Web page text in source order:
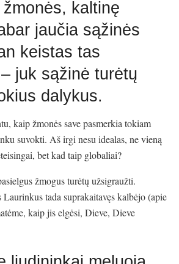
kaltinę
jaučia sąžinės
keistas tas
juk sąžinė turėtų
dalykus.
kaip žmonės save pasmerkia tokiam
suvokti. Aš irgi nesu idealas, ne vieną
bet kad taip globaliai?
žmogus turėtų užsigraužti.
tada suprakaitavęs kalbėjo (apie
kaip jis elgėsi, Dieve, Dieve